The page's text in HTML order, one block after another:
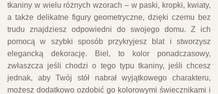
tkaniny w wielu różnych wzorach – w paski, kropki, kwiaty,
a także delikatne figury geometryczne, dzięki czemu bez
trudu znajdziesz odpowiedni do swojego domu. Z ich
pomocą w szybki sposób przykryjesz blat i stworzysz
elegancką dekorację. Biel, to kolor ponadczasowy,
zwłaszcza jeśli chodzi o tego typu tkaniny, jeśli chcesz
jednak, aby Twój stół nabrał wyjątkowego charakteru,
możesz dodatkowo ozdobić go kolorowymi świecznikami i